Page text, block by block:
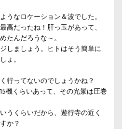
うなロケーション＆波でした。
高だったね！肝っ玉があって、
たんだろうな～。
しましょう。ヒトはそう簡単に
ょ。
行ってないのでしょうかね？
機くらいあって、その光景は圧巻
うくらいだから、遊行寺の近く
か？